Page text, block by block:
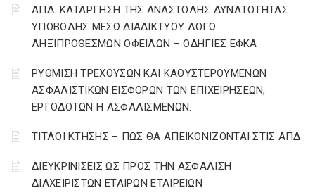
ΑΠΔ: ΚΑΤΑΡΓΗΣΗ ΤΗΣ ΑΝΑΣΤΟΛΗΣ ΔΥΝΑΤΟΤΗΤΑΣ
ΥΠΟΒΟΛΗΣ ΜΕΣΩ ΔΙΑΔΙΚΤΥΟΥ ΛΟΓΩ
ΛΗΞΙΠΡΟΘΕΣΜΩΝ ΟΦΕΙΛΩΝ – ΟΔΗΓΙΕΣ ΕΦΚΑ
ΡΥΘΜΙΣΗ ΤΡΕΧΟΥΣΩΝ ΚΑΙ ΚΑΘΥΣΤΕΡΟΥΜΕΝΩΝ
ΑΣΦΑΛΙΣΤΙΚΩΝ ΕΙΣΦΟΡΩΝ ΤΩΝ ΕΠΙΧΕΙΡΗΣΕΩΝ,
ΕΡΓΟΔΟΤΩΝ Η ΑΣΦΑΛΙΣΜΕΝΩΝ.
ΤΙΤΛΟΙ ΚΤΗΣΗΣ – ΠΩΣ ΘΑ ΑΠΕΙΚΟΝΙΖΟΝΤΑΙ ΣΤΙΣ ΑΠΔ
ΔΙΕΥΚΡΙΝΙΣΕΙΣ ΩΣ ΠΡΟΣ ΤΗΝ ΑΣΦΑΛΙΣΗ
ΔΙΑΧΕΙΡΙΣΤΩΝ ΕΤΑΙΡΩΝ ΕΤΑΙΡΕΙΩΝ